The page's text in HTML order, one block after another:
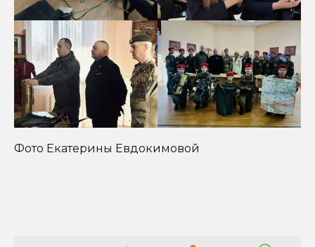
Фото Екатерины Евдокимовой